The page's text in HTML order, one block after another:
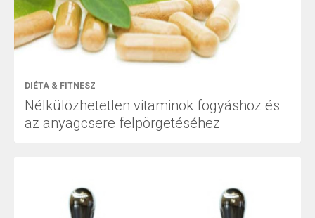
DIÉTA & FITNESZ
Nélkülözhetetlen vitaminok fogyáshoz és
az anyagcsere felpörgetéséhez